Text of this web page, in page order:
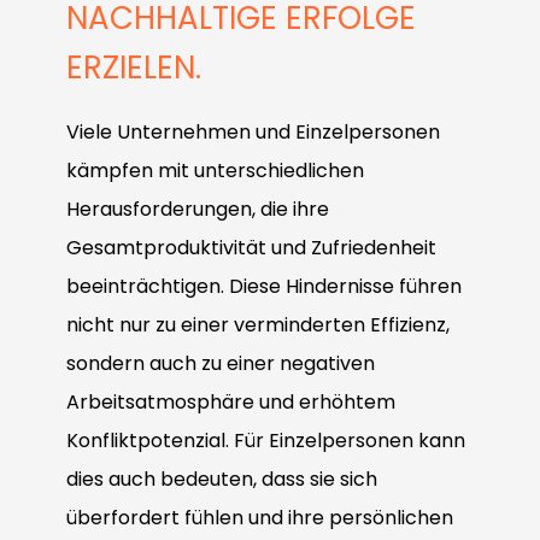
der richtigen Strategie, der richtigen
Wahrnehmung und den richtigen Tönen, um zu
überstimmen.
Mehr Informationen
Impulse, die Ihr Team selbst bei verpassten
Fälligkeiten, missachteten Regeln und
Vertrauensbrüchen wieder auf die Erfolgsspur
führen.
Mehr Informationen
Erfassen und verstehen Sie die persönlichen,
die Stimmung, die Haltung, das Denken und
Handeln Ihrer Mitarbeitenden. Und nutzen Sie
intelligente Hebel zum Aufbau einer
befähigenden und motivierenden
Verhaltenskultur.
Mehr Informationen
Muster erkannt und in produktive Routinen
verwandelt werden – im Alltag, im Team, in
Verhaltensweisen zu etablieren und
Veränderungen dauerhaft umzusetzen.
Struktur schlägt Willenskraft – für
Veränderung, die bleibt.
Mehr Informationen
NACHHALTIGE ERFOLGE
ERZIELEN.
Viele Unternehmen und Einzelpersonen
kämpfen mit unterschiedlichen
Herausforderungen, die ihre
Gesamtproduktivität und Zufriedenheit
beeinträchtigen. Diese Hindernisse führen
nicht nur zu einer verminderten Effizienz,
sondern auch zu einer negativen
Arbeitsatmosphäre und erhöhtem
Konfliktpotenzial. Für Einzelpersonen kann
dies auch bedeuten, dass sie sich
überfordert fühlen und ihre persönlichen